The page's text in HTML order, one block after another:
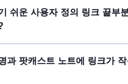
쉬운 사용자 정의 링크 끝부
과 팟캐스트 노트에 링크가